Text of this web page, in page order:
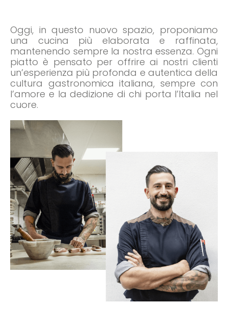
Oggi, in questo nuovo spazio, proponiamo
una cucina più elaborata e raffinata,
mantenendo sempre la nostra essenza. Ogni
piatto è pensato per offrire ai nostri clienti
un’esperienza più profonda e autentica della
cultura gastronomica italiana, sempre con
l’amore e la dedizione di chi porta l’Italia nel
cuore.